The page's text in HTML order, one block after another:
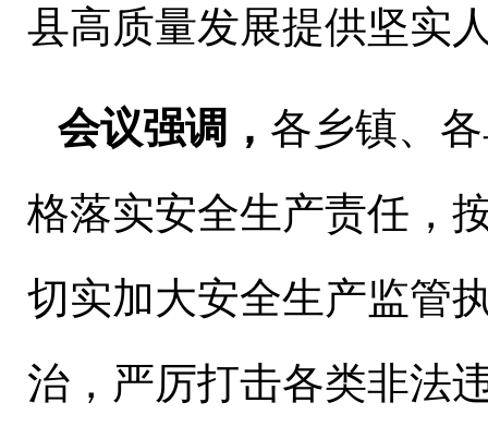
县高质量发展提供坚实
会议强调， 各乡镇、
格落实安全生产责任，
切实加大安全生产监管
治，严厉打击各类非法